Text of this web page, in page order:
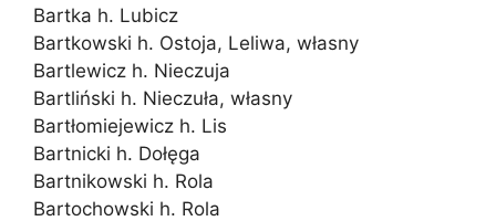
Bartka h. Lubicz
Bartkowski h. Ostoja, Leliwa, własny
Bartlewicz h. Nieczuja
Bartliński h. Nieczuła, własny
Bartłomiejewicz h. Lis
Bartnicki h. Dołęga
Bartnikowski h. Rola
Bartochowski h. Rola